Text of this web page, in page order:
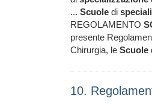
... Scuole di
REGOLAMENTO
presente
Chirurgia, le Scuole
10.